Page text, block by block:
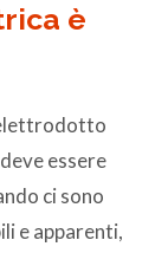
è
essere
ci sono
e apparenti,